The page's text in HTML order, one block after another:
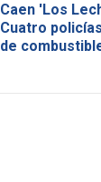
Caen 'Los
Cuatro
de